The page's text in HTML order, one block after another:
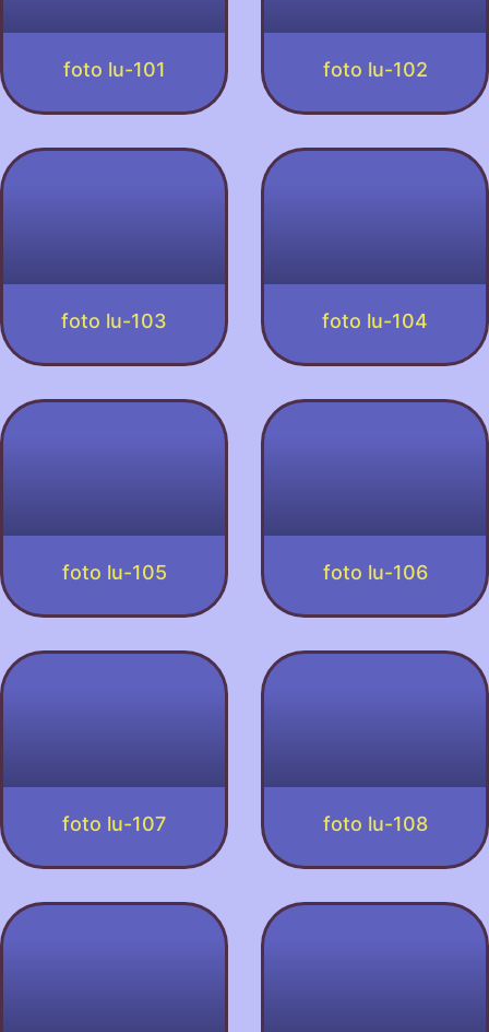
foto lu-101 foto lu-102
foto lu-103 foto lu-104
foto lu-105 foto lu-106
foto lu-107 foto lu-108